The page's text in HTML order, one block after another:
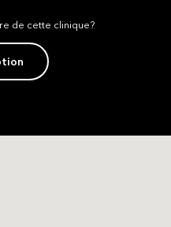
de cette clinique?